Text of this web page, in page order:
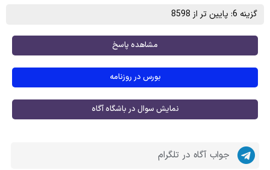
گزینه 6: پایین تر از 8598
مشاهده پاسخ
بورس در روزنامه
نمایش سوال در باشگاه آگاه
جواب آگاه در تلگرام